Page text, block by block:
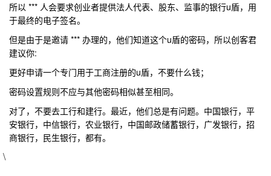
所以 *** 人会要求创业者提供法人代表、股东、监事的银行u盾，用
于最终的电子签名。
但是由于是邀请 *** 办理的，他们知道这个u盾的密码，所以创客君
建议你:
更好申请一个专门用于工商注册的u盾，不要什么钱；
密码设置规则不应与其他密码相似甚至相同。
对了，不要去工行和建行。最近，他们总是有问题。中国银行，平
安银行，中信银行，农业银行，中国邮政储蓄银行，广发银行，招
商银行，民生银行，都有。
\